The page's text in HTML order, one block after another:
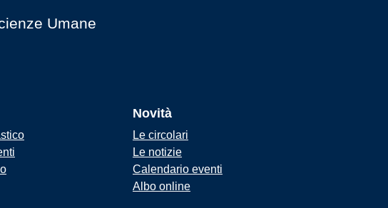
Umane
Novità
Le circolari
Le notizie
Calendario eventi
Albo online